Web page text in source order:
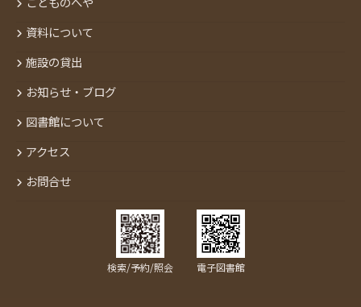
資料について
施設の貸出
お知らせ・ブログ
図書館について
アクセス
お問合せ
検索/予約/照会 電子図書館